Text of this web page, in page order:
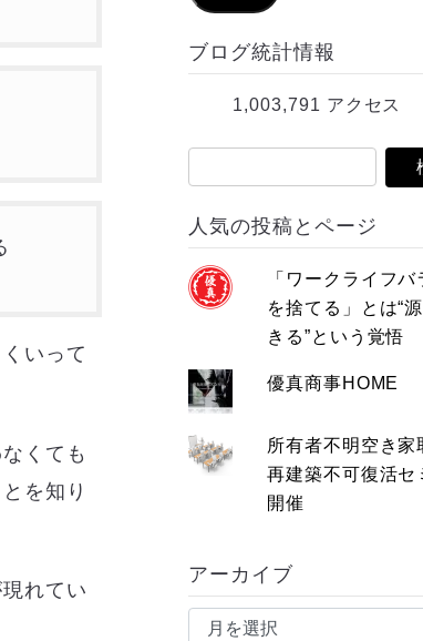
いって
くても
を知り
れてい
ド
ブログ統計情報
1,003,791 アクセス
人気の投稿とページ
「ワークライフバ
を捨てる」とは“
きる”という覚悟
優真商事HOME
所有者不明空き家
再建築不可復活セ
開催
アーカイブ
ア